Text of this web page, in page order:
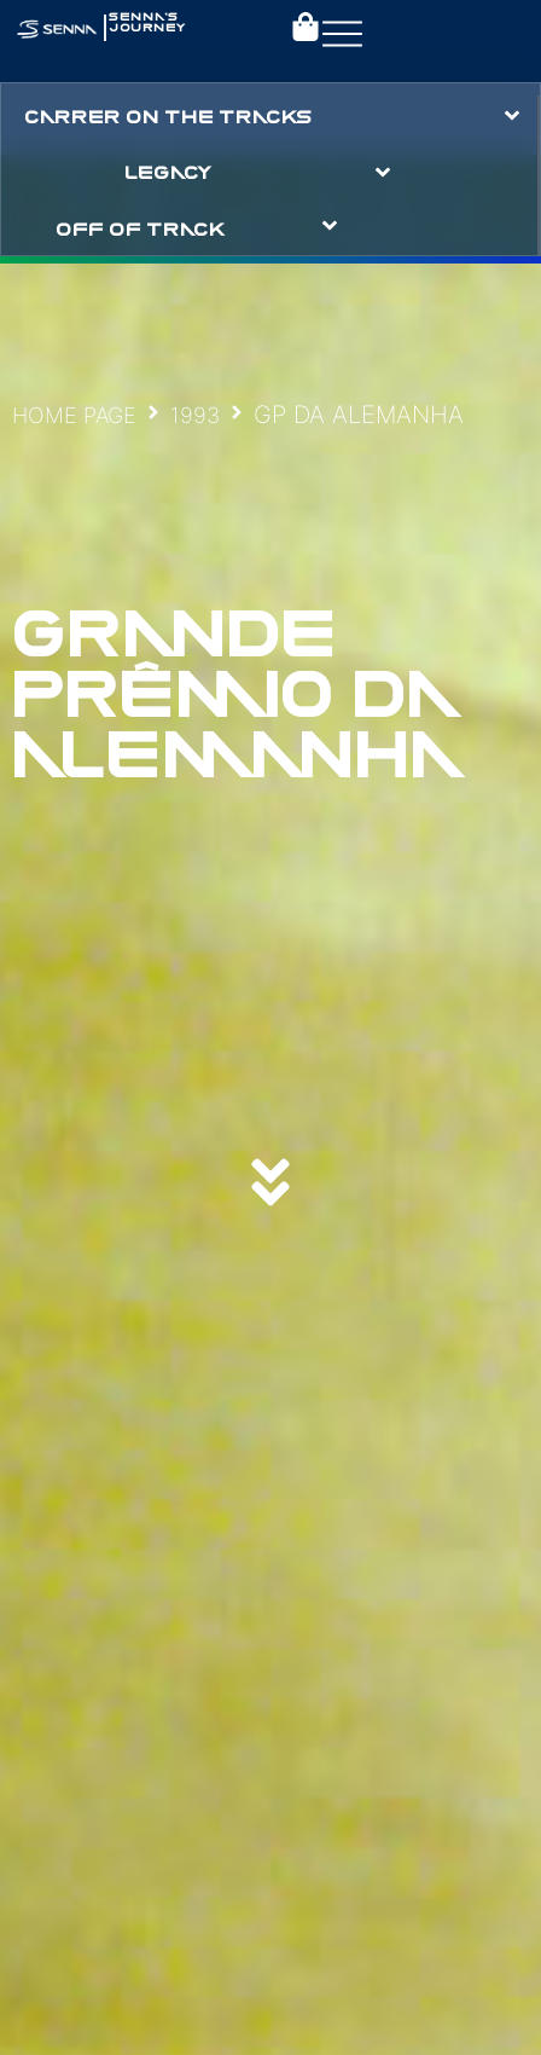
| SENNA’S
JOURNEY
CARRER ON THE TRACKS
LEGACY
OFF OF TRACK
HOME PAGE 1993 GP DA ALEMANHA
GRANDE
PRÊMIO DA
ALEMANHA